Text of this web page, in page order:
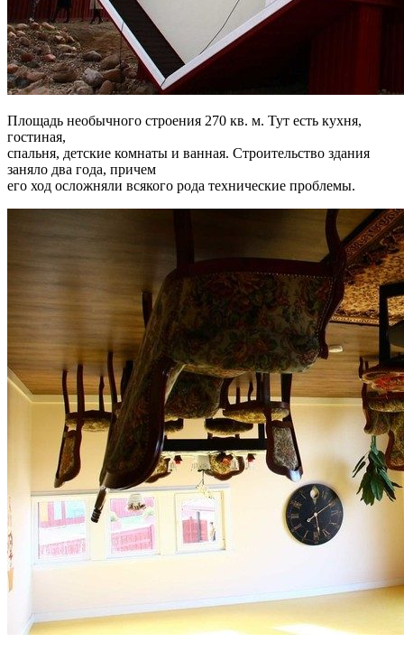
Площадь необычного строения 270 кв. м. Тут есть кухня,
гостиная,
спальня, детские комнаты и ванная. Строительство здания
заняло два года, причем
его ход осложняли всякого рода технические проблемы.